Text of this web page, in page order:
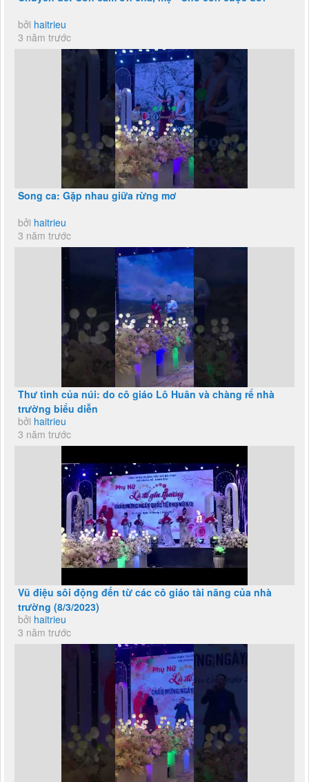
bởi haitrieu
3 năm trước
Song ca: Gặp nhau giữa rừng mơ
bởi haitrieu
3 năm trước
Thư tình của núi: do cô giáo Lô Huân và chàng rể nhà
trường biểu diễn
bởi haitrieu
3 năm trước
Vũ điệu sôi động đến từ các cô giáo tài năng của nhà
trường (8/3/2023)
bởi haitrieu
3 năm trước